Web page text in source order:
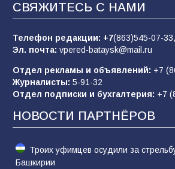
Батайчане вышли в финал
конкурса «Большая перемена»
62 04.08.2026
Командовал боем до
61 05.08.2026
СВЯЖИТЕСЬ С НАМИ
Телефон редакции: +7(863)545-07-33,
Эл. почта: vpered-bataysk@mail.ru
Отдел рекламы и объявлений: +7
Журналисты: 5-91-32
Отдел подписки и бухгалтерия: +7
НОВОСТИ ПАРТНЁРОВ
Троих уфимцев осудили за
Башкирии